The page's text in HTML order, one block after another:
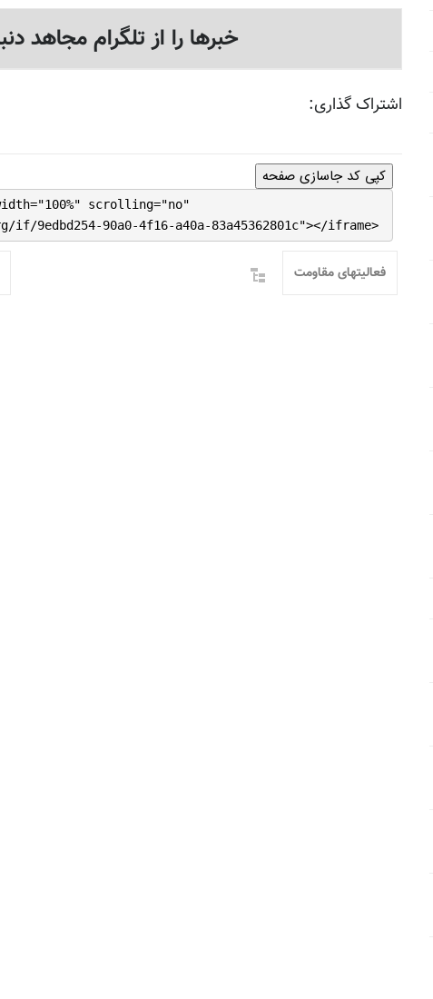
خبرها را از تلگرام مجاهد
اشتراک گذاری:
کپی کد جاسازی صفحه
scrolling="no"
9edbd254-90a0-4f16-a40a-83a45362801c"></iframe>
فعالیتهای مقاومت